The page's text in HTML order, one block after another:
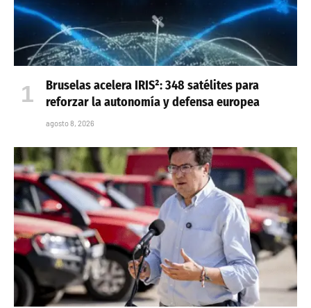
Bruselas acelera IRIS²: 348 satélites para
reforzar la autonomía y defensa europea
agosto 8, 2026